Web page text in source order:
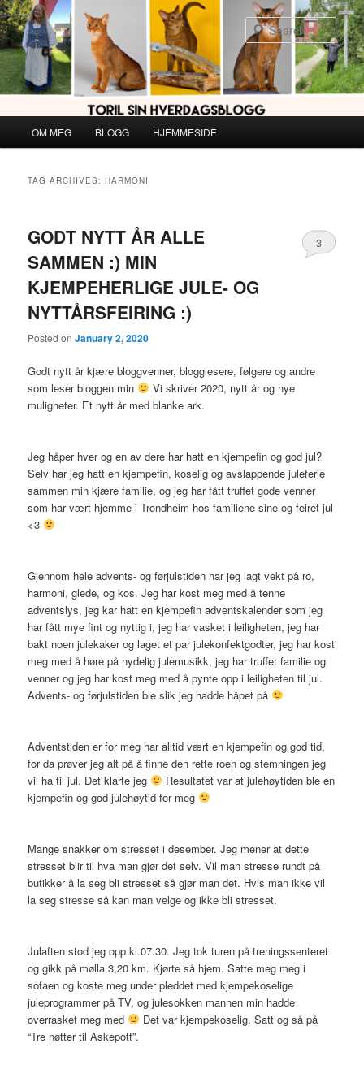
Skip
to
primary
content
Skip
to
secondary
content
OM MEG BLOGG HJEMMESIDE
TAG ARCHIVES:HARMONI
GODT NYTT ÅR ALLE
SAMMEN :) MIN
KJEMPEHERLIGE JULE- OG
NYTTÅRSFEIRING :)
Posted onJanuary 2, 2020
3
Godt nytt år kjære bloggvenner, blogglesere, følgere og andre
som leser bloggen min
Vi skriver 2020, nytt år og nye
muligheter. Et nytt år med blanke ark.
Jeg håper hver og en av dere har hatt en kjempefin og god jul?
Selv har jeg hatt en kjempefin, koselig og avslappende juleferie
sammen min kjære familie, og jeg har fått truffet gode venner
som har vært hjemme i Trondheim hos familiene sine og feiret jul
<3
Gjennom hele advents- og førjulstiden har jeg lagt vekt på ro,
harmoni, glede, og kos. Jeg har kost meg med å tenne
adventslys, jeg kar hatt en kjempefin adventskalender som jeg
har fått mye fint og nyttig i, jeg har vasket i leiligheten, jeg har
bakt noen julekaker og laget et par julekonfektgodter, jeg har kost
meg med å høre på nydelig julemusikk, jeg har truffet familie og
venner og jeg har kost meg med å pynte opp i leiligheten til jul.
Advents- og førjulstiden ble slik jeg hadde håpet på
Adventstiden er for meg har alltid vært en kjempefin og god tid,
for da prøver jeg alt på å finne den rette roen og stemningen jeg
vil ha til jul. Det klarte jeg
Resultatet var at julehøytiden ble en
kjempefin og god julehøytid for meg
Mange snakker om stresset i desember. Jeg mener at dette
stresset blir til hva man gjør det selv. Vil man stresse rundt på
butikker å la seg bli stresset så gjør man det. Hvis man ikke vil
la seg stresse så kan man velge og ikke bli stresset.
Julaften stod jeg opp kl.07.30. Jeg tok turen på treningssenteret
og gikk på mølla 3,20 km. Kjørte så hjem. Satte meg meg i
sofaen og koste meg under pleddet med kjempekoselige
juleprogrammer på TV, og julesokken mannen min hadde
overrasket meg med
Det var kjempekoselig. Satt og så på
“Tre nøtter til Askepott”.